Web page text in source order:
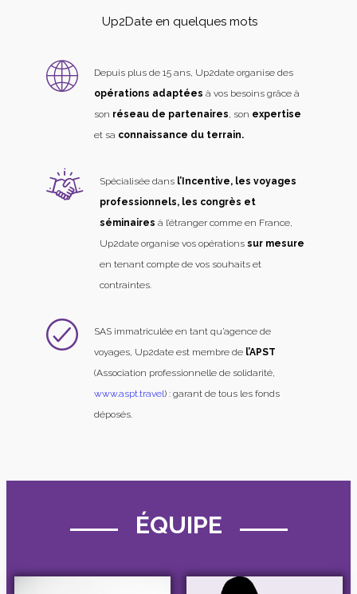
Up2Date en quelques mots
Depuis plus de 15 ans, Up2date organise des
opérations adaptées à vos besoins grâce à
son réseau de partenaires, son expertise
et sa connaissance du terrain.
Spécialisée dans l’Incentive, les voyages
professionnels, les congrès et
séminaires à l’étranger comme en France,
Up2date organise vos opérations sur mesure
en tenant compte de vos souhaits et
contraintes.
SAS immatriculée en tant qu’agence de
voyages, Up2date est membre de l’APST
(Association professionnelle de solidarité,
www.aspt.travel) : garant de tous les fonds
déposés.
ÉQUIPE